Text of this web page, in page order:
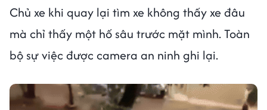
Chủ xe khi quay lại tìm xe không thấy xe đâu
mà chỉ thấy một hố sâu trước mặt mình. Toàn
bộ sự việc được camera an ninh ghi lại.